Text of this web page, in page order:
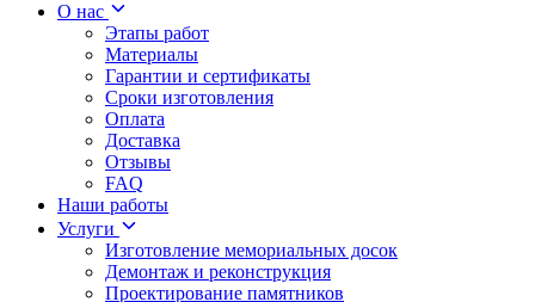
О нас
Этапы работ
Материалы
Гарантии и сертификаты
Сроки изготовления
Оплата
Доставка
Отзывы
FAQ
Наши работы
Услуги
Изготовление мемориальных досок
Демонтаж и реконструкция
Проектирование памятников